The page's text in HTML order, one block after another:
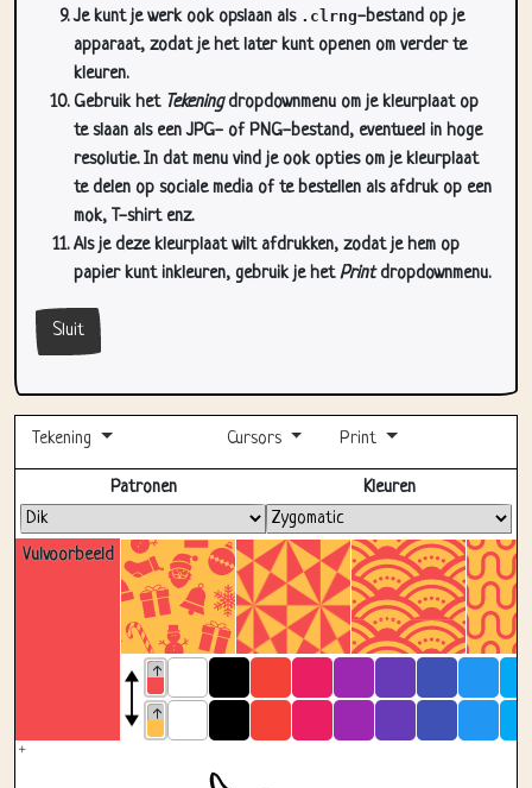
Je kunt je werk ook opslaan als .clrng-bestand op je
apparaat, zodat je het later kunt openen om verder te
kleuren.
Gebruik het Tekeningdropdownmenu om je kleurplaat op
te slaan als een JPG- of PNG-bestand, eventueel in hoge
resolutie. In dat menu vind je ook opties om je kleurplaat
te delen op sociale media of te bestellen als afdruk op een
mok, T-shirt enz.
Als je deze kleurplaat wilt afdrukken, zodat je hem op
papier kunt inkleuren, gebruik je hetPrintdropdownmenu.
Sluit
Tekening Cursors Print
Volledig scherm
Vulvoorbeeld
Patronen Kleuren